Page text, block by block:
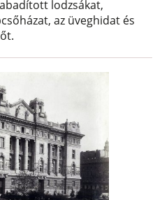
lodzsákat,
az üveghidat és